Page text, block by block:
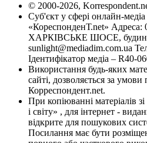
© 2000-2026,
Суб'єкт у сфері онлайн-
«КореспонденТ.net» Адреса:
ХАРКІВСЬКЕ ШОСЕ,
sunlight@mediadim.com.ua
Ідентифікатор медіа – R40-
Використання будь-яких
сайті, дозволяється за
Корреспондент.net.
При копіюванні матеріалів
і світу» , для інтернет -
відкрите для пошукових
Посилання має бути